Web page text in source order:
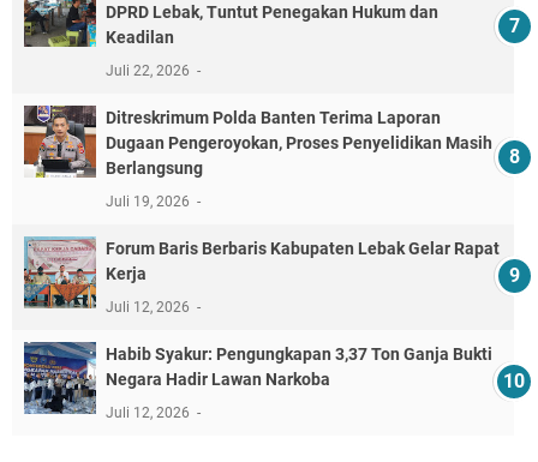
DPRD Lebak, Tuntut Penegakan Hukum dan
Keadilan
Juli 22, 2026
Ditreskrimum Polda Banten Terima Laporan
Dugaan Pengeroyokan, Proses Penyelidikan Masih
Berlangsung
Juli 19, 2026
Forum Baris Berbaris Kabupaten Lebak Gelar Rapat
Kerja
Juli 12, 2026
​Habib Syakur: Pengungkapan 3,37 Ton Ganja Bukti
Negara Hadir Lawan Narkoba
Juli 12, 2026